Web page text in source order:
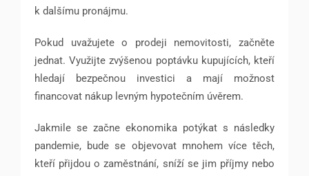
k dalšímu pronájmu.
Pokud uvažujete o prodeji nemovitosti, začněte
jednat. Využijte zvýšenou poptávku kupujících, kteří
hledají bezpečnou investici a mají možnost
financovat nákup levným hypotečním úvěrem.
Jakmile se začne ekonomika potýkat s následky
pandemie, bude se objevovat mnohem více těch,
kteří přijdou o zaměstnání, sníží se jim příjmy nebo